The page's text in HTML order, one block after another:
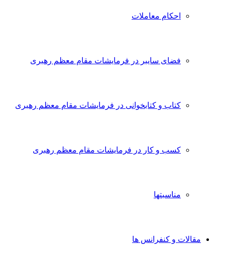
احکام معاملات
فضای سایبر در فرمایشات مقام معظم رهبری
کتاب و کتابخوانی در فرمایشات مقام معظم رهبری
کسب و کار در فرمایشات مقام معظم رهبری
مناسبتها
مقالات و کنفرانس ها